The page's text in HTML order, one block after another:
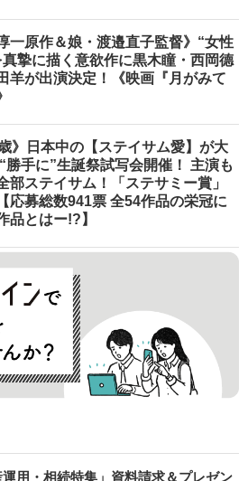
一原作＆娘・渡邉直子監督》“女性
摯に描く意欲作に黒木瞳・西岡德
羊が出演決定！《映画『月がみて
歳》日本中の【ステイサム愛】が大
勝手に”生誕祭試写会開催！ 主演も
部ステイサム！「ステサミー賞」
応募総数941票 全54作品の栄冠に
品とはー!?】
用・相続特集」資料請求＆プレゼン